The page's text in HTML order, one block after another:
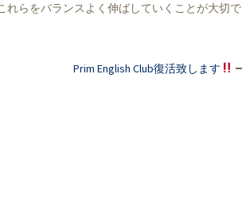
れらをバランスよく伸ばしていくことが大切で
Prim English Club復活致します